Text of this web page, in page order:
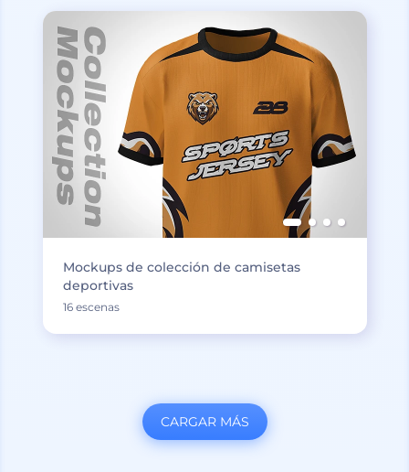
Mockups de colección de camisetas
deportivas
16 escenas
CARGAR MÁS